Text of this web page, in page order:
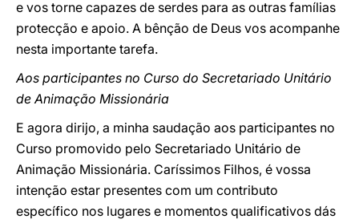
e vos torne capazes de serdes para as outras famílias
protecção e apoio. A bênção de Deus vos acompanhe
nesta importante tarefa.
Aos participantes no Curso do Secretariado Unitário
de Animação Missionária
E agora dirijo, a minha saudação aos participantes no
Curso promovido pelo Secretariado Unitário de
Animação Missionária. Caríssimos Filhos, é vossa
intenção estar presentes com um contributo
específico nos lugares e momentos qualificativos dás